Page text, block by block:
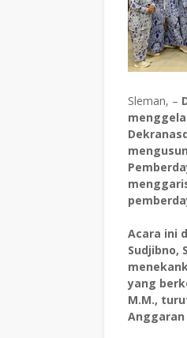
Sleman, –
Acara ini
Sudjibno,
yang
M.M.,
Anggaran